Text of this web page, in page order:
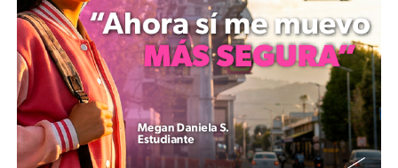
Diputados especifica que el mantenimiento de las
rampas de frenado y otros elementos de seguridad será
una obligación vinculante para los concesionarios de las
autopistas.
mizitacuaro